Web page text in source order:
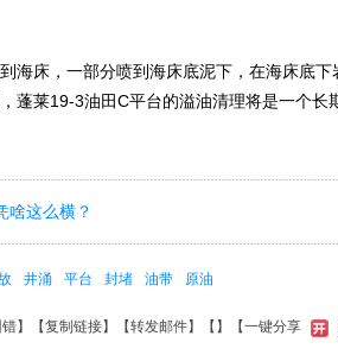
床，一部分喷到海床底泥下，在海床底下
蓬莱19-3油田C平台的溢油清理将是一个长
啥这么横？
井涌 平台 封堵 油带 原油
】【复制链接】【转发邮件】【 】 【一键分享